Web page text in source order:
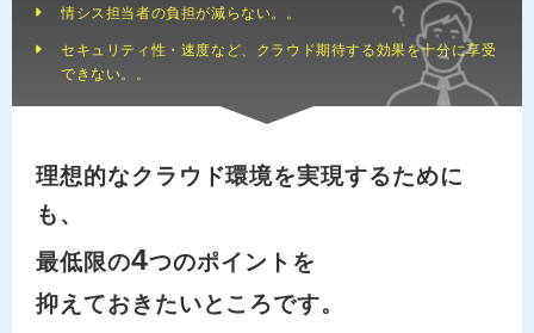
情シス担当者の負担が減らない。。
セキュリティ性・速度など、クラウド期待する効果を十分に享受
できない。。
理想的なクラウド環境を実現するために
も、
最低限の4つのポイントを
抑えておきたいところです。